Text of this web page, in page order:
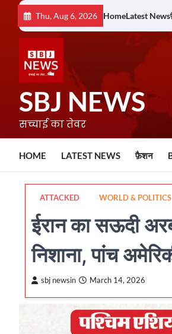
content
Thu, Aug 6, 2026 HomeLatest News
SBJ NEWS
सच्चाई का तेवर
HOME LATEST NEWS फ़ैशन
ATTACKED WORLD & POLITICS
ईरान का सऊदी
निशाना, पांच
sbj newsin March 14, 2026